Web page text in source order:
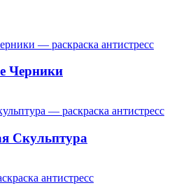
Черники
Скульптура